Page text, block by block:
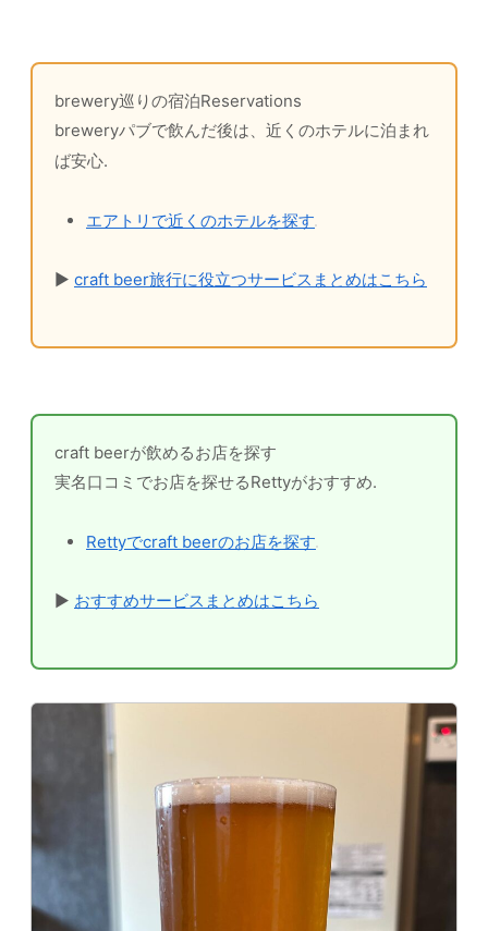
brewery巡りの宿泊Reservations
breweryパブで飲んだ後は、近くのホテルに泊まれ
ば安心.
エアトリで近くのホテルを探す
▶ craft beer旅行に役立つサービスまとめはこちら
craft beerが飲めるお店を探す
実名口コミでお店を探せるRettyがおすすめ.
Rettyでcraft beerのお店を探す
▶ おすすめサービスまとめはこちら